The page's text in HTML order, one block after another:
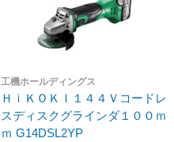
工機ホールディングス
ＨｉＫＯＫＩ１４４Ｖコードレ
スディスクグラインダ１００ｍ
ｍ G14DSL2YP